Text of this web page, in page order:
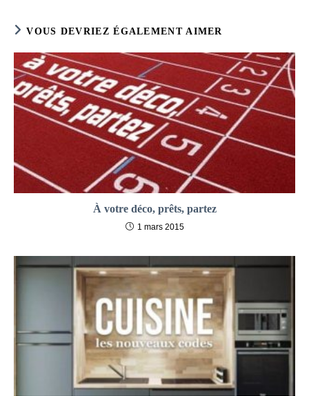
VOUS DEVRIEZ ÉGALEMENT AIMER
À votre déco, prêts, partez
1 mars 2015